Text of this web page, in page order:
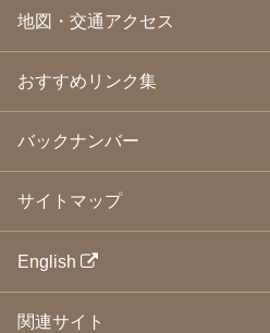
2008年10月
(31)
2008年9月(24)
2008年8月(24)
2008年5月(21)
(24)
2008年2月 (21)
2008年1月(23)
2007年12月
2007年9月
地図・交通アクセス
おすすめリンク集
バックナンバー
サイトマップ
English
関連サイト